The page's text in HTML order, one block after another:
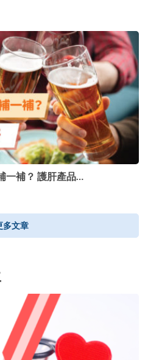
一補？ 護肝產品…
多文章